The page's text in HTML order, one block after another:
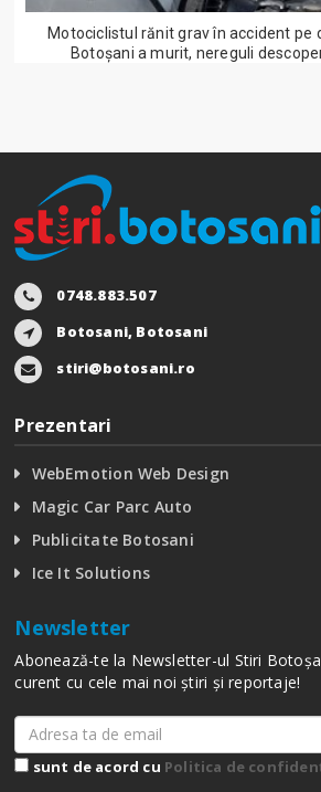
Motociclistul rănit grav în accident pe
Botoșani a murit, nereguli
0748.883.507
Botosani, Botosani
stiri@botosani.ro
Prezentari
WebEmotion Web Design
Magic Car Parc Auto
Publicitate Botosani
Ice It Solutions
Newsletter
Abonează-te la Newsletter-ul Stiri
curent cu cele mai noi știri și reportaje!
sunt de acord cu Politica de